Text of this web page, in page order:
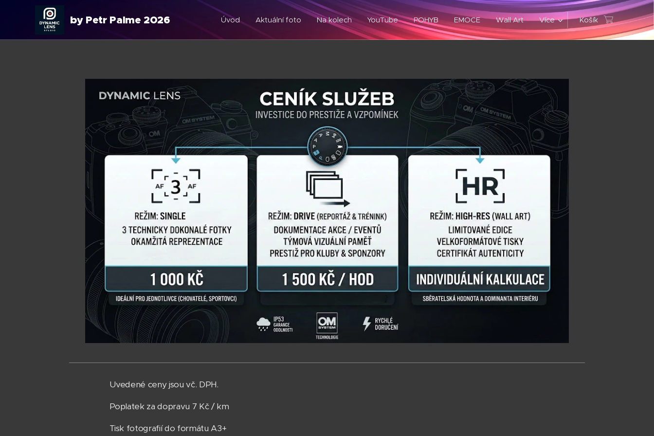
by Petr Palme 2026 Úvod Aktuální foto Na kolech YouTube POHYB EMOCE Wall Art Více Košík
Uvedené ceny jsou vč. DPH.
Poplatek za dopravu 7 Kč / km
Tisk fotografií do formátu A3+